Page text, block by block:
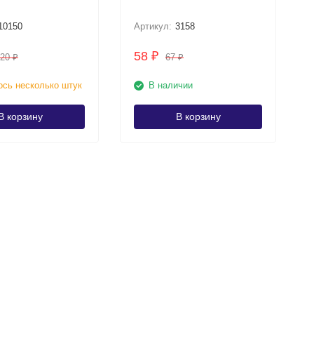
₽
несколько штук
корзину
Артикул: 3158
58₽ 67₽
В наличии
В корзину